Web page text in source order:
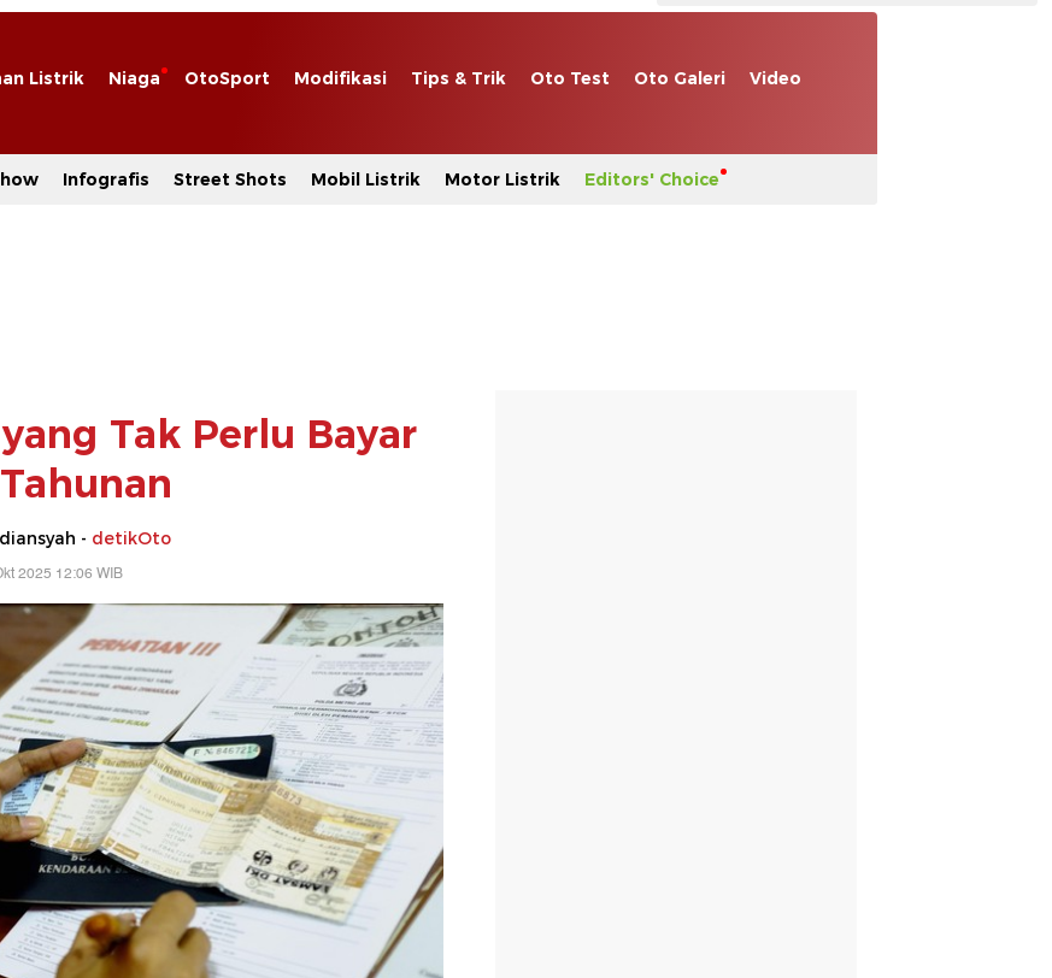
Listrik Niaga OtoSport Modifikasi Tips & Trik Oto Test Oto Galeri Video
Infografis Street Shots Mobil Listrik Motor Listrik Editors' Choice
Tak Perlu Bayar
- detikOto
2025 12:06 WIB